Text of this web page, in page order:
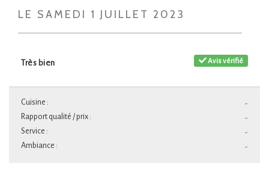
LE SAMEDI 1 JUILLET 2023
Avis vérifié
Très bien
-
Cuisine :
-
Rapport qualité / prix :
-
Service :
-
Ambiance :